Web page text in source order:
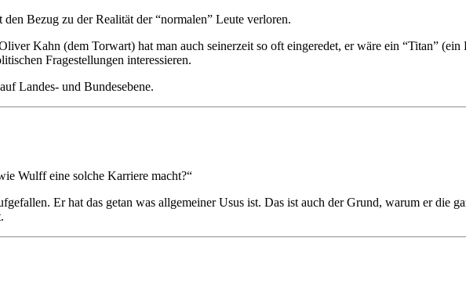
Bezug zu der Realität der “normalen” Leute verloren.
Kahn (dem Torwart) hat man auch seinerzeit so oft eingeredet, er wäre ein “Titan”
Fragestellungen interessieren.
Landes- und Bundesebene.
Wulff eine solche Karriere macht?“
Er hat das getan was allgemeiner Usus ist. Das ist auch der Grund, warum er die